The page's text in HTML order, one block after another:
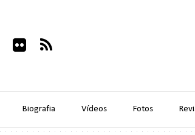
Biografia Vídeos Fotos